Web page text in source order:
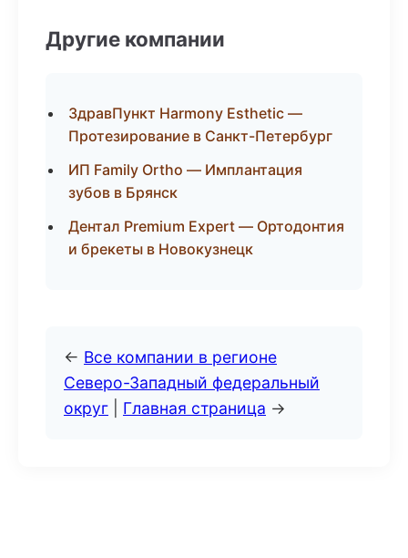
Другие компании
ЗдравПункт Harmony Esthetic —
Протезирование в Санкт-Петербург
ИП Family Ortho — Имплантация
зубов в Брянск
Дентал Premium Expert — Ортодонтия
и брекеты в Новокузнецк
← Все компании в регионе
Северо-Западный федеральный
округ
Главная страница →